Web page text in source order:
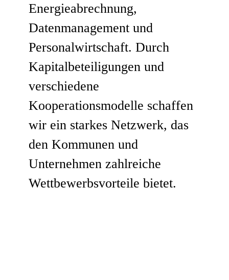
Energieabrechnung,
Datenmanagement und
Personalwirtschaft. Durch
Kapitalbeteiligungen und
verschiedene
Kooperationsmodelle schaffen
wir ein starkes Netzwerk, das
den Kommunen und
Unternehmen zahlreiche
Wettbewerbsvorteile bietet.